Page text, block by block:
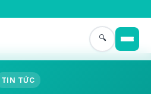
🔍
TIN TỨC